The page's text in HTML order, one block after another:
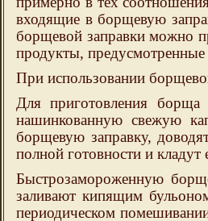
входящие в борщевую
борщевой заправки можно
продукты,
При использовании
Для приготовления
нашинкованную свежую
борщевую заправку,
полной готовности и
Быстрозамороженную
заливают кипящим
периодическом